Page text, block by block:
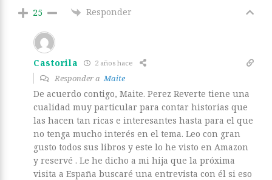
25 Responder
Castorila 2 años hace
Responder aMaite
De acuerdo contigo, Maite. Perez Reverte tiene una
cualidad muy particular para contar historias que
las hacen tan ricas e interesantes hasta para el que
no tenga mucho interés en el tema. Leo con gran
gusto todos sus libros y este lo he visto en Amazon
y reservé . Le he dicho a mi hija que la próxima
visita a España buscaré una entrevista con él si eso